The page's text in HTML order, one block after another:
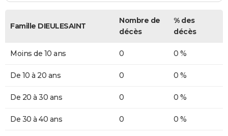
Famille DIEULESAINT
Nombre de
décès
% des
décès
Moins de 10 ans 0 0 %
De 10 à 20 ans 0 0 %
De 20 à 30 ans 0 0 %
De 30 à 40 ans 0 0 %